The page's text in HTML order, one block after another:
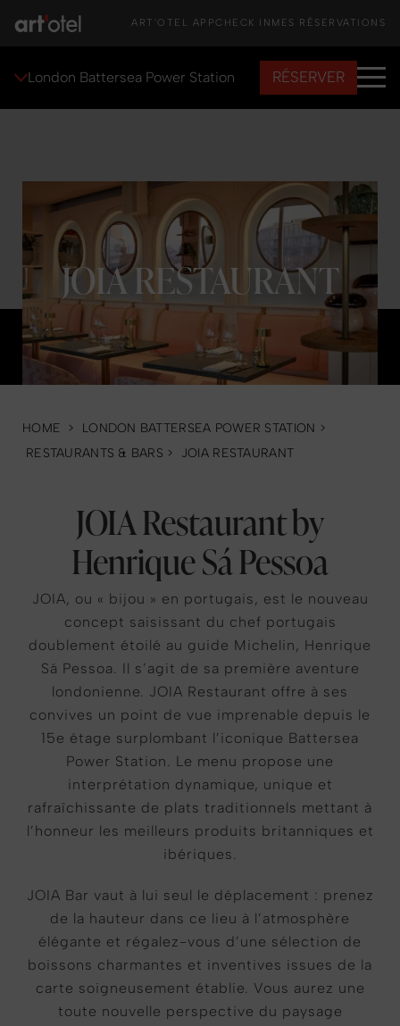
ART'OTEL APPCHECK IN MES RÉSERVATIONS
London Battersea Power Station RÉSERVER
JOIA RESTAURANT
HOME > LONDON BATTERSEA POWER STATION >
RESTAURANTS & BARS > JOIA RESTAURANT
JOIA Restaurant by
Henrique Sá Pessoa
JOIA, ou « bijou » en portugais, est le nouveau
concept saisissant du chef portugais
doublement étoilé au guide Michelin, Henrique
Sá Pessoa. Il s’agit de sa première aventure
londonienne. JOIA Restaurant offre à ses
convives un point de vue imprenable depuis le
15e étage surplombant l’iconique Battersea
Power Station. Le menu propose une
interprétation dynamique, unique et
rafraîchissante de plats traditionnels mettant à
l’honneur les meilleurs produits britanniques et
ibériques.
JOIA Bar vaut à lui seul le déplacement : prenez
de la hauteur dans ce lieu à l’atmosphère
élégante et régalez-vous d’une sélection de
boissons charmantes et inventives issues de la
carte soigneusement établie. Vous aurez une
toute nouvelle perspective du paysage